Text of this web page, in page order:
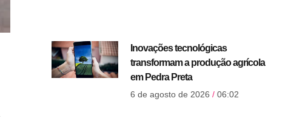
Inovações tecnológicas
transformam a produção agrícola
em Pedra Preta
6 de agosto de 2026 06:02